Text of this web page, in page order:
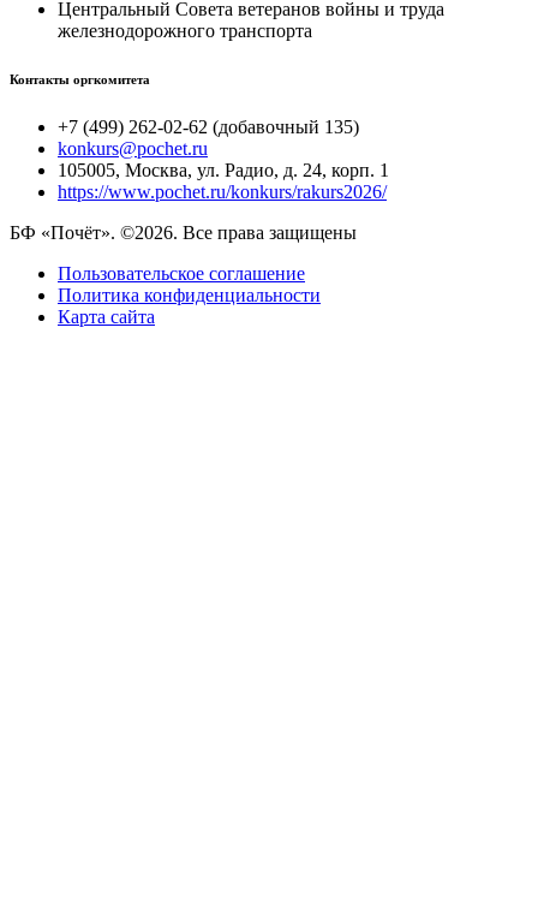
Центральный Совета ветеранов войны и труда
железнодорожного транспорта
Контакты оргкомитета
+7 (499) 262-02-62 (добавочный 135)
konkurs@pochet.ru
105005, Москва, ул. Радио, д. 24, корп. 1
https://www.pochet.ru/konkurs/rakurs2026/
БФ «Почёт». ©2026. Все права защищены
Пользовательское соглашение
Политика конфиденциальности
Карта сайта